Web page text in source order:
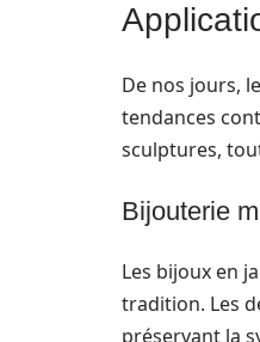
De nos jours,
tendances
sculptures,
Bijouterie
Les bijoux en
tradition. Les
préservant la